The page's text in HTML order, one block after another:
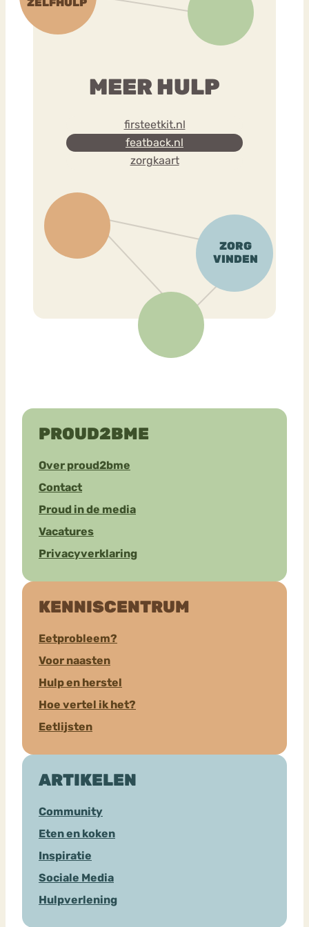
MEER HULP
firsteetkit.nl
featback.nl
zorgkaart
PROUD2BME
Over proud2bme
Contact
Proud in de media
Vacatures
Privacyverklaring
KENNISCENTRUM
Eetprobleem?
Voor naasten
Hulp en herstel
Hoe vertel ik het?
Eetlijsten
ARTIKELEN
Community
Eten en koken
Inspiratie
Sociale Media
Hulpverlening